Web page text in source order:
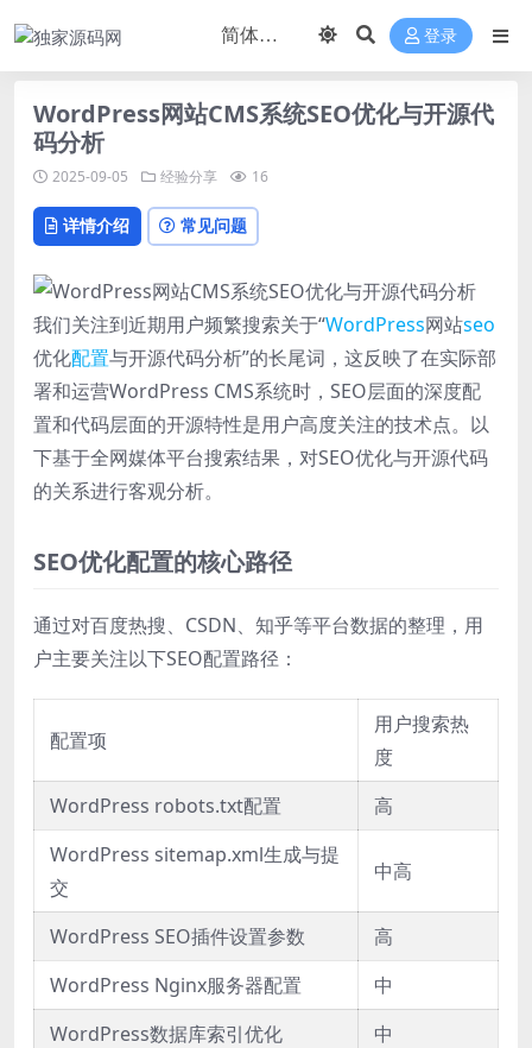
登录
WordPress网站CMS系统SEO优化与开源代
码分析
2025-09-05 经验分享 16
详情介绍 常见问题
我们关注到近期用户频繁搜索关于“WordPress网站seo
优化配置与开源代码分析”的长尾词，这反映了在实际部
署和运营WordPress CMS系统时，SEO层面的深度配
置和代码层面的开源特性是用户高度关注的技术点。以
下基于全网媒体平台搜索结果，对SEO优化与开源代码
的关系进行客观分析。
SEO优化配置的核心路径
通过对百度热搜、CSDN、知乎等平台数据的整理，用
户主要关注以下SEO配置路径：
配置项
用户搜索热
度
WordPress robots.txt配置
高
WordPress sitemap.xml生成与提
交
中高
WordPress SEO插件设置参数
高
WordPress Nginx服务器配置
中
WordPress数据库索引优化
中